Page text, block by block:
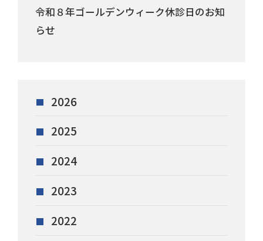
令和８年ゴールデンウィーク休診日のお知
らせ
2026
2025
2024
2023
2022